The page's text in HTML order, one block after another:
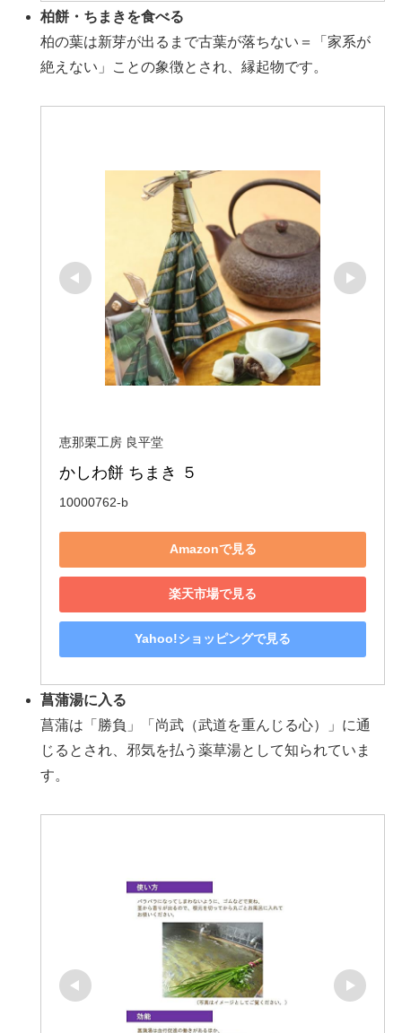
柏餅・ちまきを食べる
柏の葉は新芽が出るまで古葉が落ちない＝「家系が
絶えない」ことの象徴とされ、縁起物です。
恵那栗工房 良平堂
かしわ餅 ちまき ５
10000762-b
Amazonで見る
楽天市場で見る
Yahoo!ショッピングで見る
菖蒲湯に入る
菖蒲は「勝負」「尚武（武道を重んじる心）」に通
じるとされ、邪気を払う薬草湯として知られていま
す。